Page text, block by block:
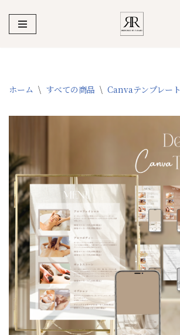
コ
ツ
ス
プ
ホーム \ すべての商品 \ Canvaテンプレート